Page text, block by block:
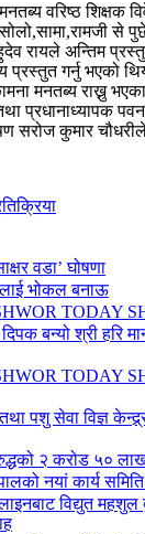
वरिष्ठ शिक्षक
से
रायले अन्तिम
गर्नु भएको
मनतब्य राख्नु
प्रधानाध्यापक
सरोज कुमार
वडा’ घोषणा
भोकल बनाऊ
TODAY
बन्यो श्री हरि
TODAY
पशु सेवा विज्ञ
२ करोड ५०
नयां कार्य
विद्युत